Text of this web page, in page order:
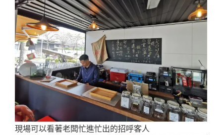
現場可以看著老闆忙進忙出的招呼客人